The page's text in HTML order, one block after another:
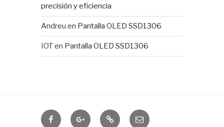
precisión y eficiencia
Andreu en Pantalla OLED SSD1306
IOTen Pantalla OLED SSD1306
DomóticaIOTUY RSS
Correo